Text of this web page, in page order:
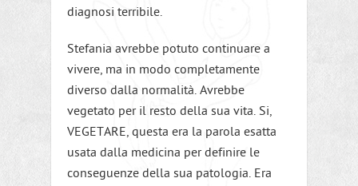
diagnosi terribile.
Stefania avrebbe potuto continuare a
vivere, ma in modo completamente
diverso dalla normalità. Avrebbe
vegetato per il resto della sua vita. Si,
VEGETARE, questa era la parola esatta
usata dalla medicina per definire le
conseguenze della sua patologia. Era